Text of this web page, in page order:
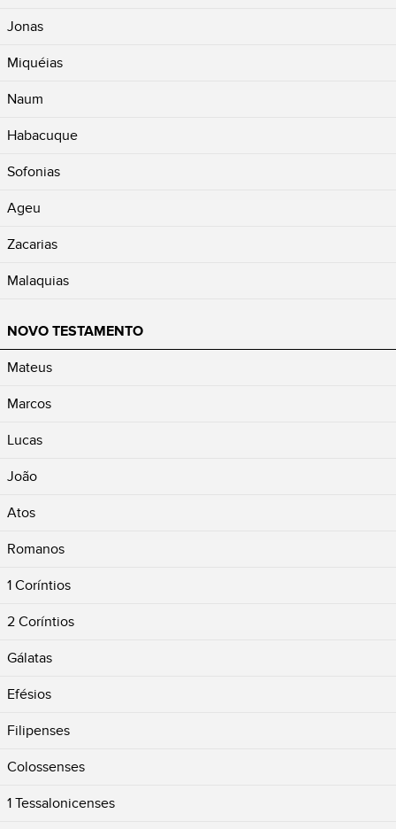
Jonas
Miquéias
Naum
Habacuque
Sofonias
Ageu
Zacarias
Malaquias
NOVO TESTAMENTO
Mateus
Marcos
Lucas
João
Atos
Romanos
1 Coríntios
2 Coríntios
Gálatas
Efésios
Filipenses
Colossenses
1 Tessalonicenses